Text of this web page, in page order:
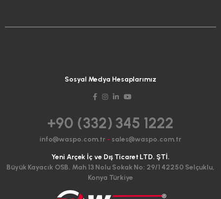
Sosyal Medya Hesaplarımız
+90 (332) 345 1222
info@waspo.com.tr - sales@waspo.com.tr
Yeni Arçek İç ve Dış Ticaret LTD. ŞTİ.
Büyük Kayacık OSB. Mah 13 Nolu Sokak No: 29/1 42250 Selçuklu,
Konya Türkiye